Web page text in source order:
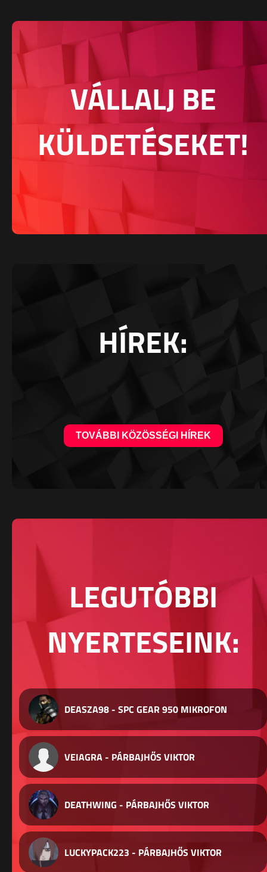
VÁLLALJ BE
KÜLDETÉSEKET!
HÍREK:
TOVÁBBI KÖZÖSSÉGI HÍREK
LEGUTÓBBI
NYERTESEINK:
DEASZA98 - SPC GEAR 950 MIKROFON
VEIAGRA - PÁRBAJHŐS VIKTOR
DEATHWING - PÁRBAJHŐS VIKTOR
LUCKYPACK223 - PÁRBAJHŐS VIKTOR